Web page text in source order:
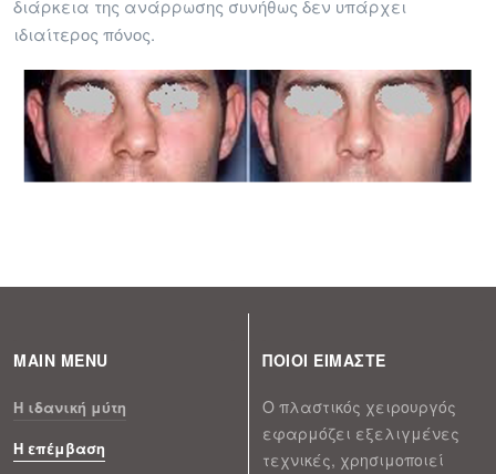
διάρκεια της ανάρρωσης συνήθως δεν υπάρχει
ιδιαίτερος πόνος.
MAIN MENU
H ιδανική μύτη
Η επέμβαση
ΠΟΙΟΙ ΕΙΜΑΣΤΕ
Ο πλαστικός χειρουργός
εφαρμόζει εξελιγμένες
τεχνικές, χρησιμοποιεί